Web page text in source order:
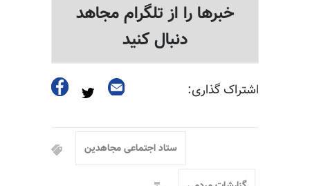
خبرها را از تلگرام مجاهد
دنبال کنید
اشتراک گذاری:
ستاد اجتماعی مجاهدین